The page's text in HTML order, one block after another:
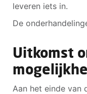
leveren iets in.
De
Uitkomst
Aan het einde van